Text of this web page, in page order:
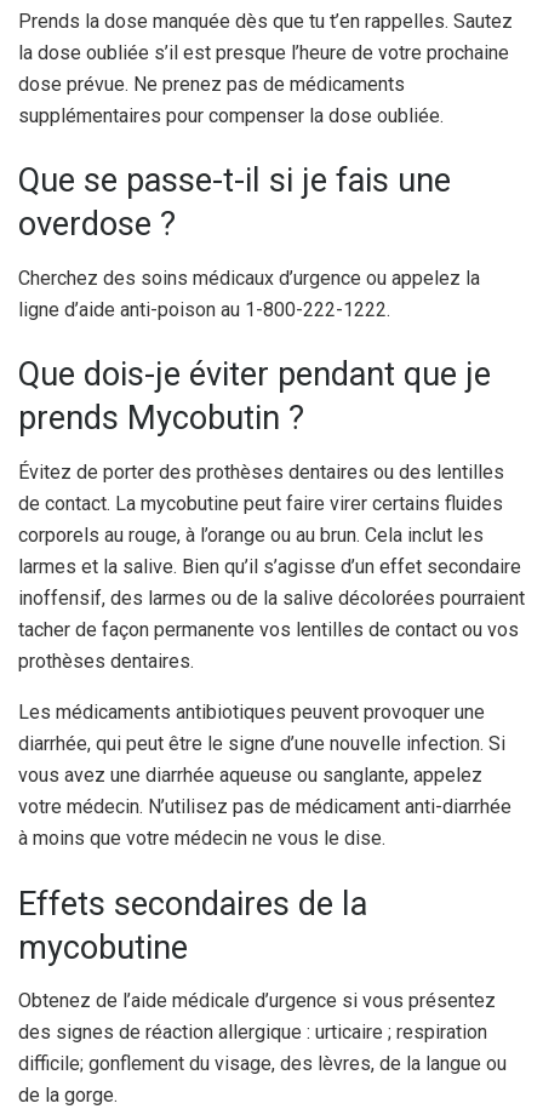
Prends la dose manquée dès que tu t’en rappelles. Sautez
la dose oubliée s’il est presque l’heure de votre prochaine
dose prévue. Ne prenez pas de médicaments
supplémentaires pour compenser la dose oubliée.
Que se passe-t-il si je fais une
overdose ?
Cherchez des soins médicaux d’urgence ou appelez la
ligne d’aide anti-poison au 1-800-222-1222.
Que dois-je éviter pendant que je
prends Mycobutin ?
Évitez de porter des prothèses dentaires ou des lentilles
de contact. La mycobutine peut faire virer certains fluides
corporels au rouge, à l’orange ou au brun. Cela inclut les
larmes et la salive. Bien qu’il s’agisse d’un effet secondaire
inoffensif, des larmes ou de la salive décolorées pourraient
tacher de façon permanente vos lentilles de contact ou vos
prothèses dentaires.
Les médicaments antibiotiques peuvent provoquer une
diarrhée, qui peut être le signe d’une nouvelle infection. Si
vous avez une diarrhée aqueuse ou sanglante, appelez
votre médecin. N’utilisez pas de médicament anti-diarrhée
à moins que votre médecin ne vous le dise.
Effets secondaires de la
mycobutine
Obtenez de l’aide médicale d’urgence si vous présentez
des signes de réaction allergique : urticaire ; respiration
difficile; gonflement du visage, des lèvres, de la langue ou
de la gorge.